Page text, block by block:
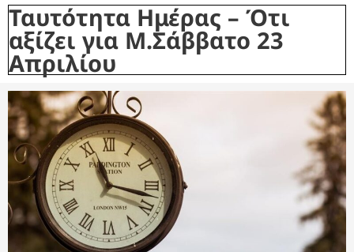
Ταυτότητα Ημέρας – Ότι
αξίζει για Μ.Σάββατο 23
Απριλίου